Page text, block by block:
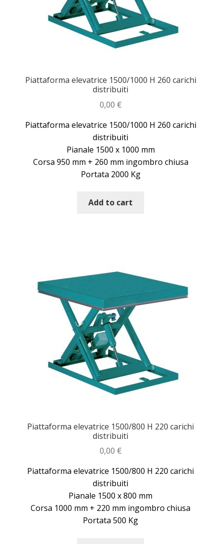
Piattaforma elevatrice 1500/1000 H 260 carichi
distribuiti
0,00 €
Piattaforma elevatrice 1500/1000 H 260 carichi
distribuiti
Pianale 1500 x 1000 mm
Corsa 950 mm + 260 mm ingombro chiusa
Portata 2000 Kg
Add to cart
Piattaforma elevatrice 1500/800 H 220 carichi
distribuiti
0,00 €
Piattaforma elevatrice 1500/800 H 220 carichi
distribuiti
Pianale 1500 x 800 mm
Corsa 1000 mm + 220 mm ingombro chiusa
Portata 500 Kg